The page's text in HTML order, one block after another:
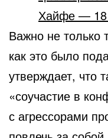
Хайфе — 18
Важно не только
как это было
утверждает, что
«соучастие в
с агрессорами